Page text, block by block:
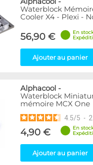
Waterblock
Cooler X4 - Plexi -
56,90 €
En
Ajouter au panier
Alphacool -
Waterblock
mémoire MCX One
4.5/5 - 2
4,90 €
En
Ajouter au panier